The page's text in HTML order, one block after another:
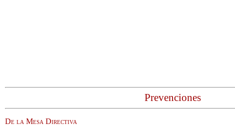
Prevenciones
De la Mesa Directiva